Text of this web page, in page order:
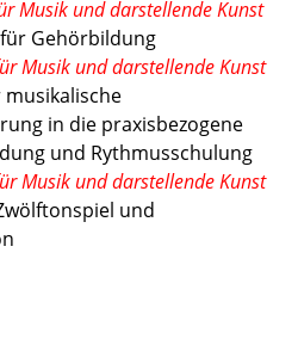
Musik und darstellende Kunst
Gehörbildung
Musik und darstellende Kunst
musikalische
in die praxisbezogene
und Rythmusschulung
Musik und darstellende Kunst
und